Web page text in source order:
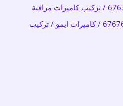
صيانة كاميرات مراقبة / 67676683 / كاميرات ايمو / تركيب